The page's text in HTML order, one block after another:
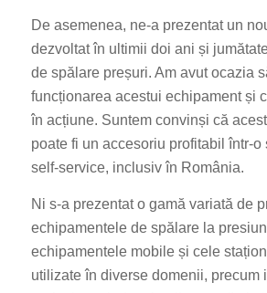
De asemenea, ne-a prezentat un
dezvoltat în ultimii doi ani și
de spălare preșuri. Am avut ocazia
funcționarea acestui echipament și
în acțiune. Suntem convinși că
poate fi un accesoriu profitabil într-o
self-service, inclusiv în România.
Ni s-a prezentat o gamă variată de
echipamentele de spălare la
echipamentele mobile și cele
utilizate în diverse domenii, precum